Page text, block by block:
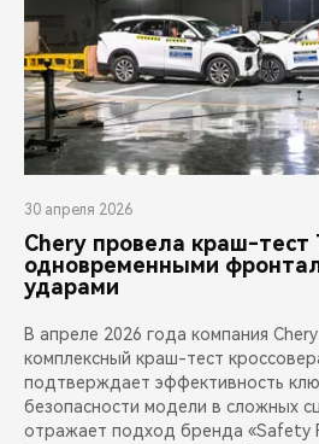
30 апреля 2026
Chery провела краш-тест
одновременными
ударами
В апреле 2026 года компания
комплексный краш-тест
подтверждает эффективность
безопасности модели в сложных
отражает подход бренда «Safety